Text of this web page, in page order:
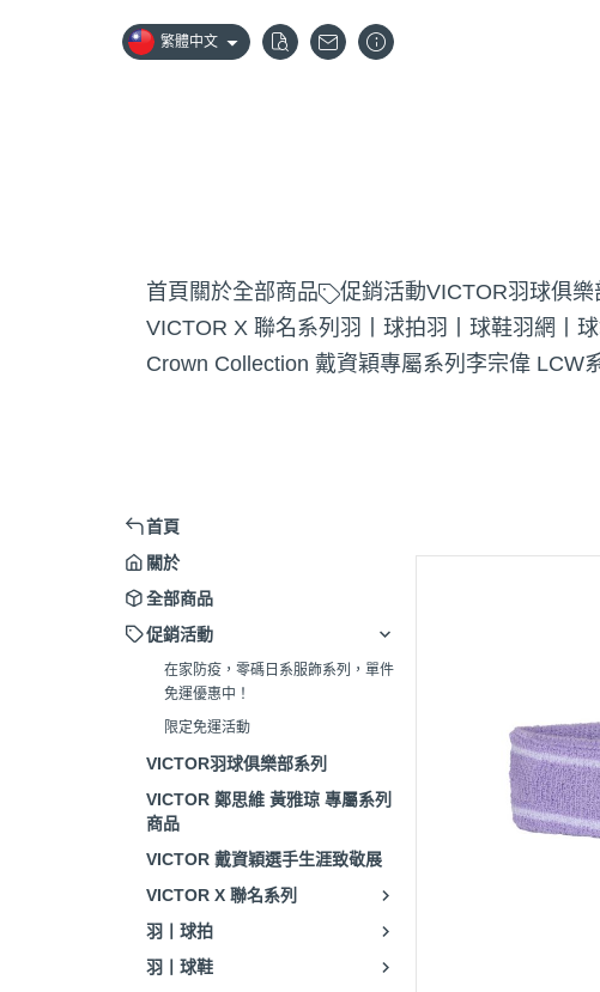
繁體中文
首頁 關於全部商品 促銷活動VICTOR羽球俱樂
VICTOR X 聯名系列 羽丨球拍羽丨球鞋羽網丨
Crown Collection 戴資穎專屬系列 李宗偉 LCW
首頁
關於
全部商品
促銷活動
在家防疫，零碼日系服飾系列，單件
免運優惠中！
限定免運活動
VICTOR羽球俱樂部系列
VICTOR 鄭思維 黃雅琼 專屬系列
商品
VICTOR 戴資穎選手生涯致敬展
VICTOR X 聯名系列
羽丨球拍
羽丨球鞋